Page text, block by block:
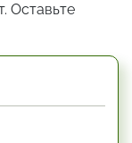
Оставьте